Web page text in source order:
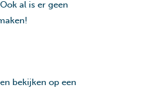
al is er geen
bekijken op een